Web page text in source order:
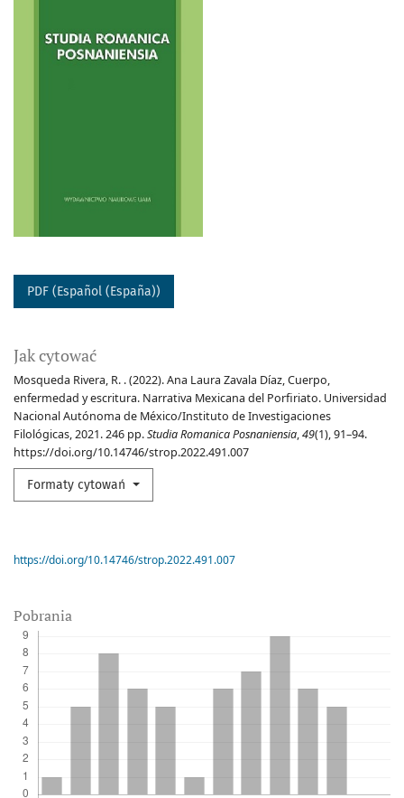
PDF (Español (España))
Jak cytować
Mosqueda Rivera, R. . (2022). Ana Laura Zavala Díaz, Cuerpo,
enfermedad y escritura. Narrativa Mexicana del Porfiriato. Universidad
Nacional Autónoma de México/Instituto de Investigaciones
Filológicas, 2021. 246 pp.Studia Romanica Posnaniensia,49(1), 91–94.
https://doi.org/10.14746/strop.2022.491.007
Formaty cytowań
https://doi.org/10.14746/strop.2022.491.007
Pobrania